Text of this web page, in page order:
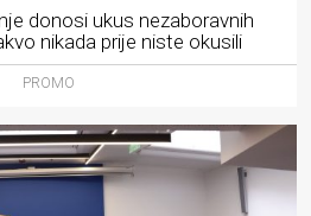
donosi ukus nezaboravnih
nikada prije niste okusili
PROMO